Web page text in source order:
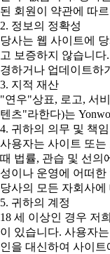
된 회원이 약관에 따
2. 정보의 정확성
당사는 웹 사이트에
고 보증하지 않습니
경하거나 업데이트하
3. 지적 재산
"연우"상표, 로고, 서
텐츠"라한다)는
4. 귀하의 의무 및 책임
사용자는 사이트 또
때 법률, 관습 및 선의
성이나 운영에 어떠
당사의 모든 자회사
5. 귀하의 계정
18 세 이상인 경우 저
이 있습니다. 사용자
인을 대신하여 사이